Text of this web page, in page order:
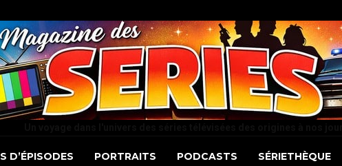
D’ÉPISODES PORTRAITS PODCASTS SÉRIETHÈQUE